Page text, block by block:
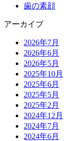
歯の素顔
アーカイブ
2026年7月
2026年6月
2026年5月
2025年10月
2025年6月
2025年5月
2025年2月
2024年12月
2024年7月
2024年6月